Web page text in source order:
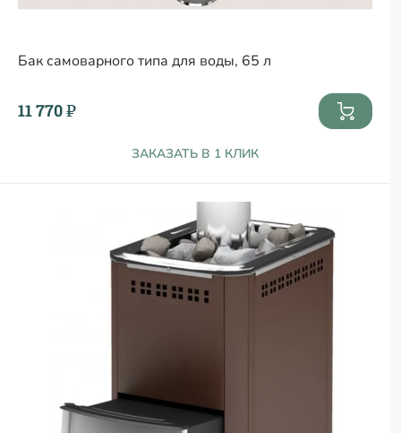
Бак самоварного типа для воды, 65 л
11 770 ₽
ЗАКАЗАТЬ В 1 КЛИК